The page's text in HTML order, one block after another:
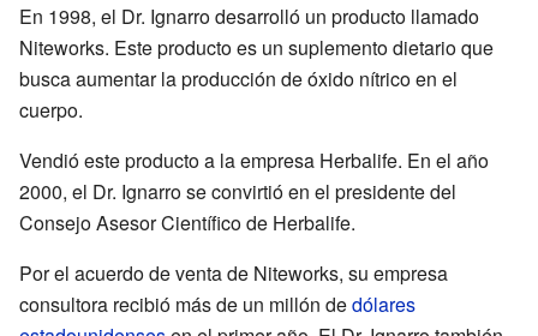
En 1998, el Dr. Ignarro desarrolló un producto llamado
Niteworks. Este producto es un suplemento dietario que
busca aumentar la producción de óxido nítrico en el
cuerpo.
Vendió este producto a la empresa Herbalife. En el año
2000, el Dr. Ignarro se convirtió en el presidente del
Consejo Asesor Científico de Herbalife.
Por el acuerdo de venta de Niteworks, su empresa
consultora recibió más de un millón dedólares